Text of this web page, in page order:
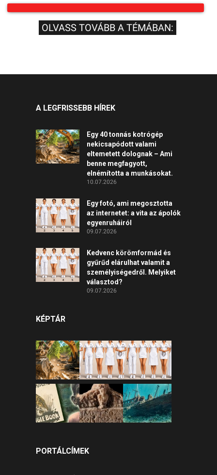
OLVASS TOVÁBB A TÉMÁBAN:
A LEGFRISSEBB HÍREK
Egy 40 tonnás kotrógép
nekicsapódott valami
eltemetett dolognak – Ami
benne megfagyott,
elnémította a munkásokat.
10.07.2026
Egy fotó, ami megosztotta
az internetet: a vita az ápolók
egyenruháiról
09.07.2026
Kedvenc körömformád és
gyűrűd elárulhat valamit a
személyiségedről. Melyiket
választod?
09.07.2026
KÉPTÁR
PORTÁLCÍMEK